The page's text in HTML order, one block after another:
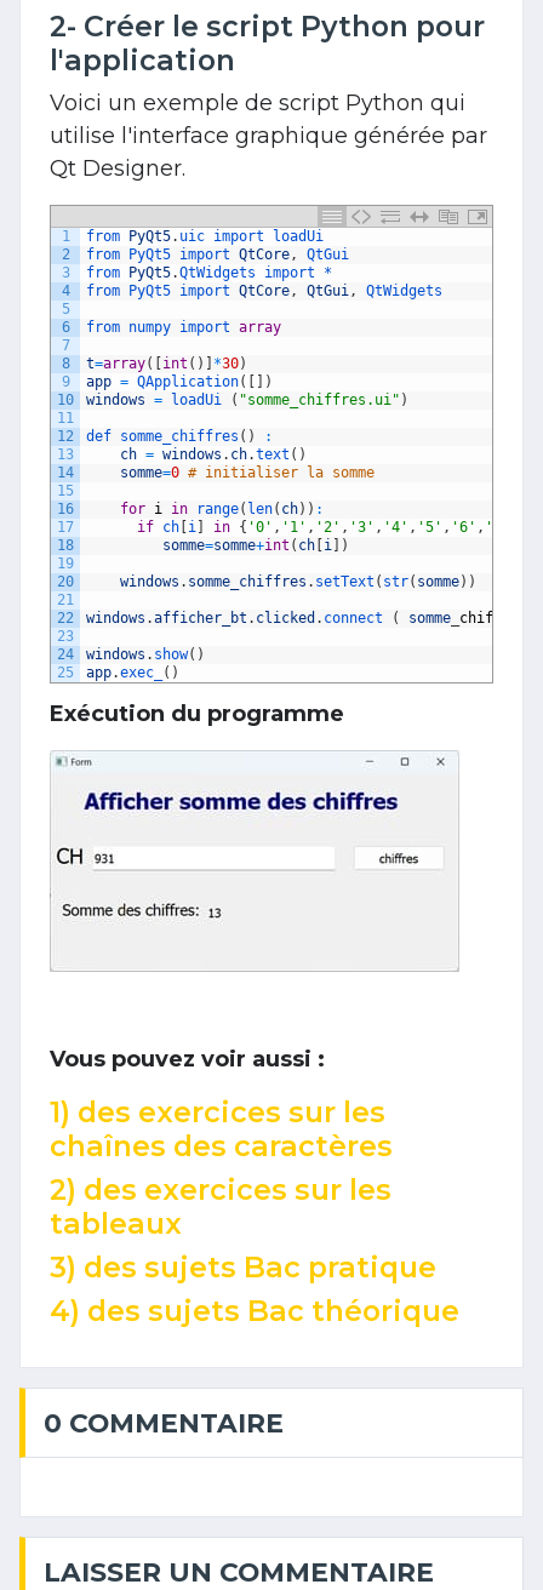
2- Créer le script Python pour
l'application
Voici un exemple de script Python qui
utilise l'interface graphique générée par
Qt Designer.
1
2
3
4
5
6
7
8
9
10
11
12
13
14
15
16
17
18
19
20
21
22
23
24
25
from PyQt5. uic import
loadUi
from
PyQt5 import QtCore,
QtGui
from
PyQt5.QtWidgets import *
from
PyQt5 import QtCore, QtGui, QtWidgets
from numpy import array
t=array( int ( ) *30)
app = QApplication(
)
windows = loadUi ( "somme_chiffres.ui" )
def somme_chiffres ( )
:
ch = windows . ch.text ( )
somme=0 # initialiser la somme
for i in range( len( ch) ) :
if ch i in { '0' , '1' , '2' , '3' , '4' , '5' , '6' , '7'
somme=somme+int ( ch i )
windows . somme_chiffres . setText ( str( somme) )
windows .afficher_bt . clicked . connect ( somme chiffres
windows . show( )
app.exec_ ( )
Exécution du programme
Vous pouvez voir aussi :
1) des exercices sur les
chaînes des caractères
2) des exercices sur les
tableaux
3) des sujets Bac pratique
4) des sujets Bac théorique
0 COMMENTAIRE
LAISSER UN COMMENTAIRE